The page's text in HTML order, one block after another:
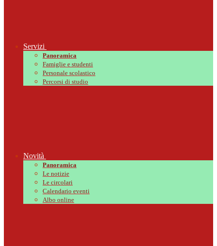
Servizi
Panoramica
Famiglie e studenti
Personale scolastico
Percorsi di studio
Novità
Panoramica
Le notizie
Le circolari
Calendario eventi
Albo online